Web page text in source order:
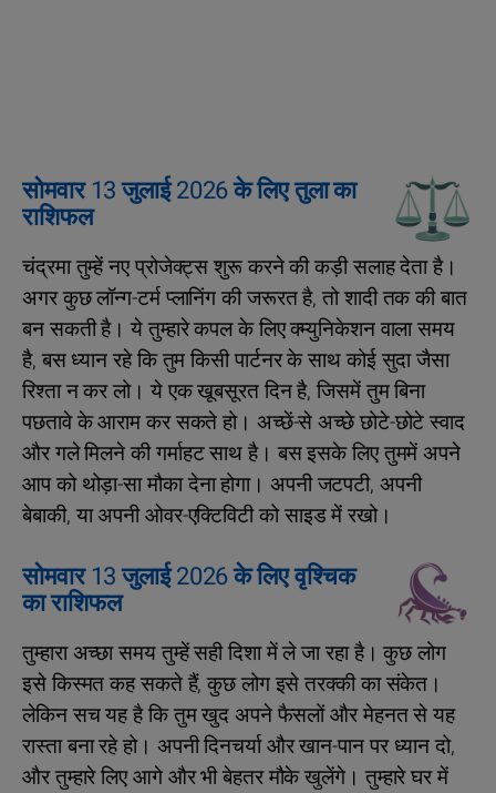
सोमवार 13 जुलाई 2026 के लिए तुला का
राशिफल
चंद्रमा तुम्हें नए प्रोजेक्ट्स शुरू करने की कड़ी सलाह देता है।
अगर कुछ लॉन्ग-टर्म प्लानिंग की जरूरत है, तो शादी तक की बात
बन सकती है। ये तुम्हारे कपल के लिए क्म्युनिकेशन वाला समय
है, बस ध्यान रहे कि तुम किसी पार्टनर के साथ कोई सुदा जैसा
रिश्ता न कर लो। ये एक खूबसूरत दिन है, जिसमें तुम बिना
पछतावे के आराम कर सकते हो। अच्छें-से अच्छे छोटे-छोटे स्वाद
और गले मिलने की गर्माहट साथ है। बस इसके लिए तुममें अपने
आप को थोड़ा-सा मौका देना होगा। अपनी जटपटी, अपनी
बेबाकी, या अपनी ओवर-एक्टिविटी को साइड में रखो।
सोमवार 13 जुलाई 2026 के लिए वृश्चिक
का राशिफल
तुम्हारा अच्छा समय तुम्हें सही दिशा में ले जा रहा है। कुछ लोग
इसे किस्मत कह सकते हैं, कुछ लोग इसे तरक्की का संकेत।
लेकिन सच यह है कि तुम खुद अपने फैसलों और मेहनत से यह
रास्ता बना रहे हो। अपनी दिनचर्या और खान-पान पर ध्यान दो,
और तुम्‍हारे लिए आगे और भी बेहतर मौके खुलेंगे। तुम्हारे घर में